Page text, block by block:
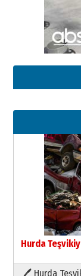
Hurda
🖊 Hurda
Neşat YALÇIN
Paranın Aile
03 Ağustos 2026
09